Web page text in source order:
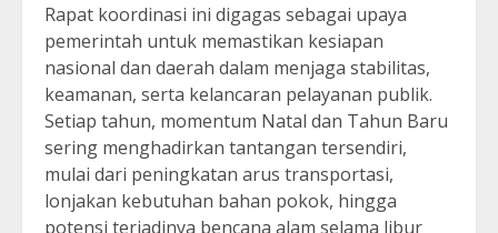
Rapat koordinasi ini digagas sebagai upaya
pemerintah untuk memastikan kesiapan
nasional dan daerah dalam menjaga stabilitas,
keamanan, serta kelancaran pelayanan publik.
Setiap tahun, momentum Natal dan Tahun Baru
sering menghadirkan tantangan tersendiri,
mulai dari peningkatan arus transportasi,
lonjakan kebutuhan bahan pokok, hingga
potensi terjadinya bencana alam selama libur